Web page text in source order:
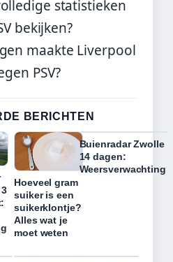
statistieken
bekijken?
maakte Liverpool
PSV?
BERICHTEN
Hoeveel gram
suiker is een
suikerklontje?
Alles wat je
moet weten
Buienradar Zwolle
14 dagen:
Weersverwachting